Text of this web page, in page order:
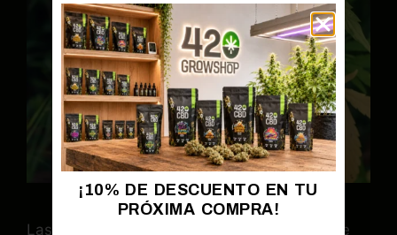
Las hojas verdes vibrantes son el corazón de
¡10% DE DESCUENTO EN TU
PRÓXIMA COMPRA!